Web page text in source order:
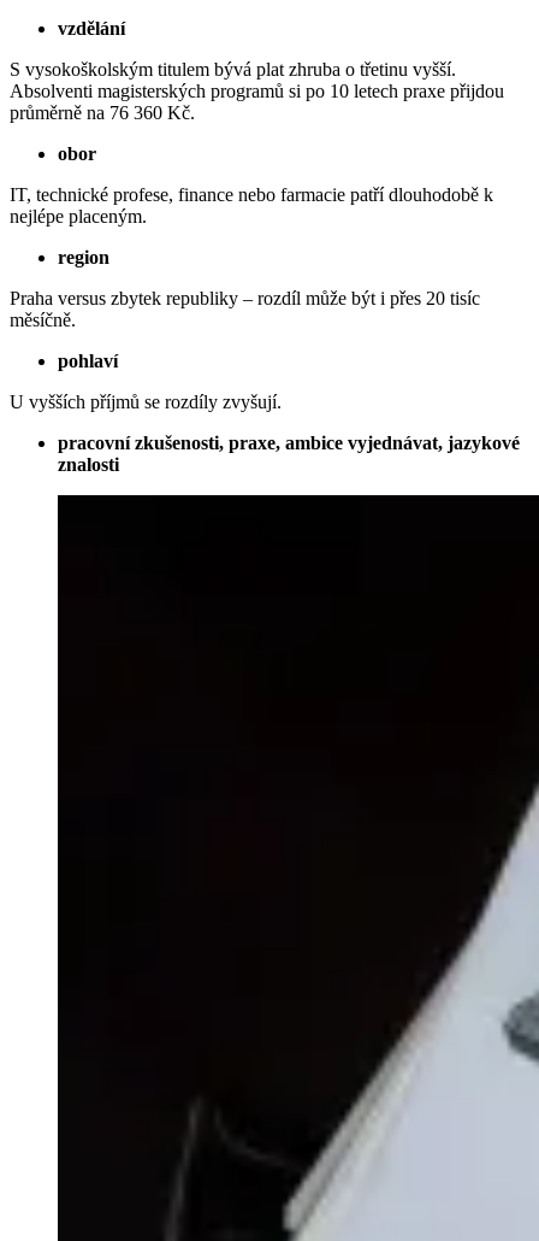
vzdělání
S vysokoškolským titulem bývá plat zhruba o třetinu vyšší.
Absolventi magisterských programů si po 10 letech praxe přijdou
průměrně na 76 360 Kč.
obor
IT, technické profese, finance nebo farmacie patří dlouhodobě k
nejlépe placeným.
region
Praha versus zbytek republiky – rozdíl může být i přes 20 tisíc
měsíčně.
pohlaví
U vyšších příjmů se rozdíly zvyšují.
pracovní zkušenosti, praxe, ambice vyjednávat, jazykové
znalosti